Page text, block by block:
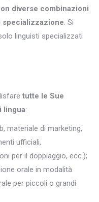
diverse combinazioni
specializzazione. Si
linguisti specializzati
tutte le Sue
lingua:
materiale di marketing,
ufficiali,
per il doppiaggio, ecc.);
orale in modalità
per piccoli o grandi